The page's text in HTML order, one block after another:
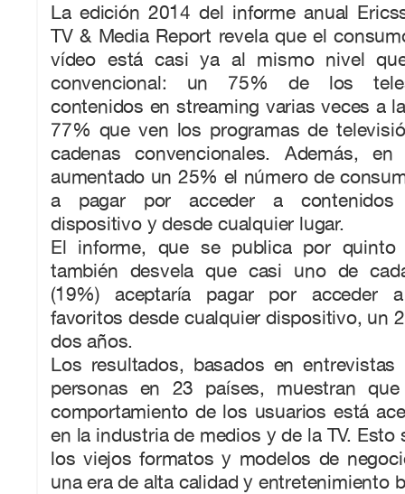
La edición 2014 del informe anual
TV & Media Report revela que el
vídeo está casi ya al mismo nivel
convencional: un 75% de los
contenidos en streaming varias veces a
77% que ven los programas de
cadenas convencionales. Además,
aumentado un 25% el número de
a pagar por acceder a contenidos
dispositivo y desde cualquier lugar.
El informe, que se publica por quinto
también desvela que casi uno de
(19%) aceptaría pagar por acceder
favoritos desde cualquier dispositivo, un
dos años.
Los resultados, basados en
personas en 23 países, muestran
comportamiento de los usuarios está
en la industria de medios y de la TV. Esto
los viejos formatos y modelos de
una era de alta calidad y entretenimiento